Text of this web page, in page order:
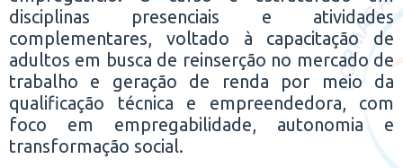
disciplinas presenciais e atividades
complementares, voltado à capacitação de
adultos em busca de reinserção no mercado de
trabalho e geração de renda por meio da
qualificação técnica e empreendedora, com
foco em empregabilidade, autonomia e
transformação social.